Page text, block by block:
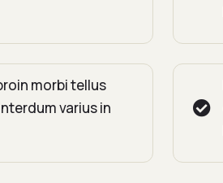
morbi tellus
varius in